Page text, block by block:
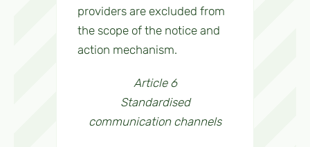
providers are excluded from
the scope of the notice and
action mechanism.
Article 6
Standardised
communication channels